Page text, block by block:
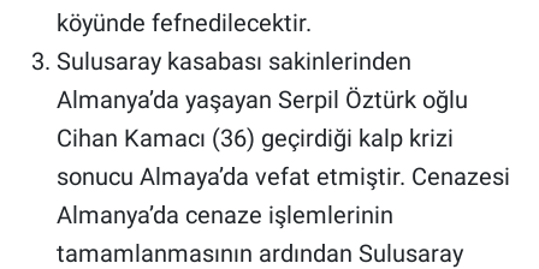
köyünde fefnedilecektir.
Sulusaray kasabası sakinlerinden
Almanya’da yaşayan Serpil Öztürk oğlu
Cihan Kamacı (36) geçirdiği kalp krizi
sonucu Almaya’da vefat etmiştir. Cenazesi
Almanya’da cenaze işlemlerinin
tamamlanmasının ardından Sulusaray
Kültür - Sanat
Politika
Magazin
Çevre